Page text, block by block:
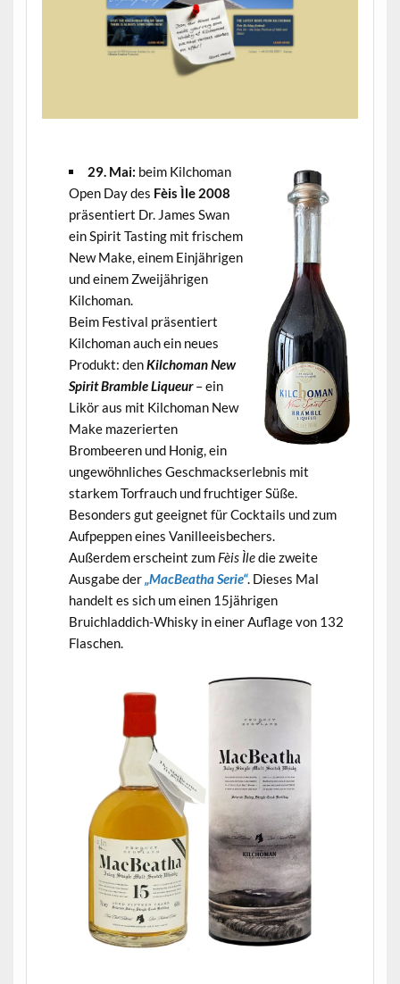
29. Mai: beim Kilchoman
Open Day des Fèis Ìle 2008
präsentiert Dr. James Swan
ein Spirit Tasting mit frischem
New Make, einem Einjährigen
und einem Zweijährigen
Kilchoman.
Beim Festival präsentiert
Kilchoman auch ein neues
Produkt: denKilchoman New
Spirit Bramble Liqueur– ein
Likör aus mit Kilchoman New
Make mazerierten
Brombeeren und Honig, ein
ungewöhnliches Geschmackserlebnis mit
starkem Torfrauch und fruchtiger Süße.
Besonders gut geeignet für Cocktails und zum
Aufpeppen eines Vanilleeisbechers.
Außerdem erscheint zum Fèis Ìledie zweite
Ausgabe der„MacBeatha Serie“. Dieses Mal
handelt es sich um einen 15jährigen
Bruichladdich-Whisky in einer Auflage von 132
Flaschen.